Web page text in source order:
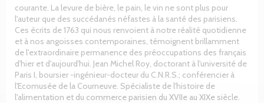
courante. La levure de bière, le pain, le vin ne sont plus pour
l'auteur que des succédanés néfastes à la santé des parisiens.
Ces écrits de 1763 qui nous renvoient à notre réalité quotidienne
et à nos angoisses contemporaines, témoignent brillamment
de l'extraordinaire permanence des préoccupations des français
d'hier et d'aujourd'hui. Jean Michel Roy, doctorant à l'université de
Paris I, boursier -ingénieur-docteur du C.N.R.S.; conférencier à
l'Ecomusée de la Courneuve. Spécialiste de l'histoire de
l'alimentation et du commerce parisien du XVIIe au XIXe siècle.